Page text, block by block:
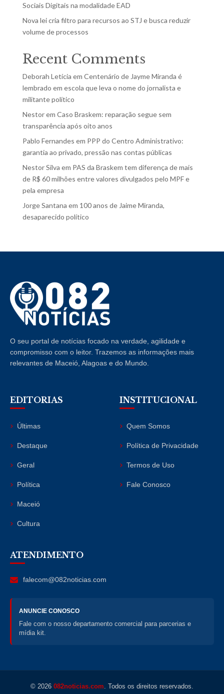
Sociais Digitais na modalidade EAD
Nova lei cria filtro para recursos ao STJ e busca reduzir
volume de processos
Recent Comments
Deborah Letícia em Centenário de Jayme Miranda é
lembrado em escola que leva o nome do jornalista e
militante político
Nestorem Caso Braskem: reparação segue sem
transparência após oito anos
Pablo Fernandes em PPP do Centro Administrativo:
garantia ao privado, pressão nas contas públicas
Nestor Silva em PAS da Braskem tem diferença de mais
de R$ 60 milhões entre valores divulgados pelo MPF e
pela empresa
Jorge Santana em 100 anos de Jaime Miranda,
desaparecido político
O seu portal de notícias focado na verdade, agilidade e
compromisso com o leitor. Trazemos as informações mais
relevantes de Maceió, Alagoas e do Mundo.
EDITORIAS
Últimas
Destaque
Geral
Política
Maceió
Cultura
INSTITUCIONAL
Quem Somos
Política de Privacidade
Termos de Uso
Fale Conosco
ATENDIMENTO
falecom@082noticias.com
ANUNCIE CONOSCO
Fale com o nosso departamento comercial para parcerias e
mídia kit.
© 2026 082noticias.com. Todos os direitos reservados.